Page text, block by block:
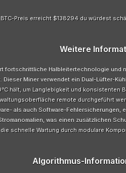
BTC-Preis erreicht $138294 du würdest
Weitere
fortschrittliche Halbleitertechnologie und
Dieser Miner verwendet ein Dual-Lüfter-
hält, um Langlebigkeit und konsistenten
remote durchgeführt
als auch Software-
was einen zusätzlichen
schnelle Wartung durch modulare
Algorithmus-